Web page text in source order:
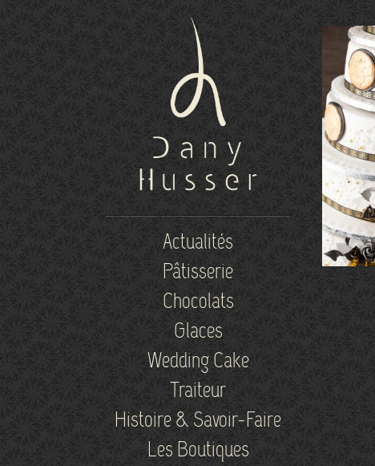
Actualités
Pâtisserie
Chocolats
Glaces
Wedding Cake
Traiteur
Histoire & Savoir-Faire
Les Boutiques